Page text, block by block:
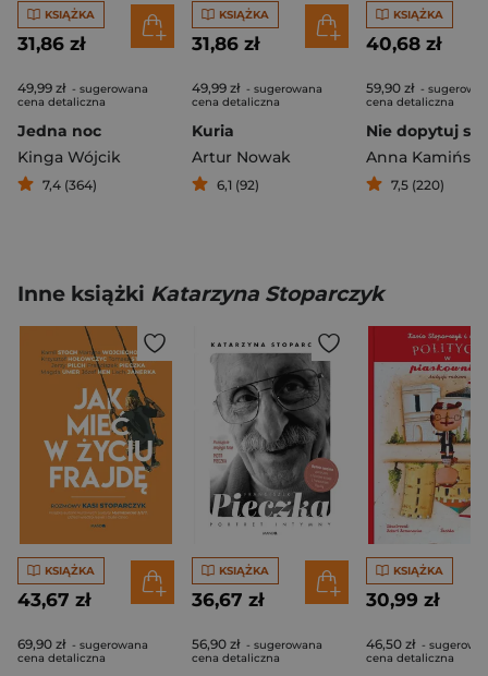
KSIĄŻKA
31,86 zł
49,99 zł - sugerowana
cena detaliczna
Jedna noc
Kinga Wójcik
7,4 (364)
KSIĄŻKA
31,86 zł
49,99 zł - sugerowana
cena detaliczna
Kuria
Artur Nowak
6,1 (92)
KSIĄŻKA
40,68 zł
59,90 zł -
cena detaliczna
Anna Kamińska
7,5 (220)
Inne książki Katarzyna Stoparczyk
KSIĄŻKA
43,67 zł
69,90 zł - sugerowana
cena detaliczna
KSIĄŻKA
36,67 zł
56,90 zł - sugerowana
cena detaliczna
KSIĄŻKA
30,99 zł
46,50 zł -
cena detaliczna